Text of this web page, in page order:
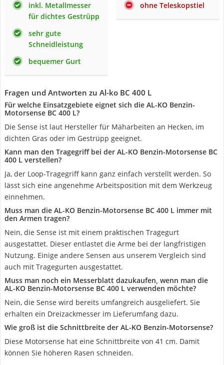
inkl. Metallmesser
für dichtes Gestrüpp
sehr gute
Schneidleistung
bequemer Gurt
ohne Teleskopstiel
Fragen und Antworten zu Al-ko BC 400 L
Für welche Einsatzgebiete eignet sich die AL-KO Benzin-
Motorsense BC 400 L?
Die Sense ist laut Hersteller für Mäharbeiten an Hecken, im
dichten Gras oder im Gestrüpp geeignet.
Kann man den Tragegriff bei der AL-KO Benzin-Motorsense BC
400 L verstellen?
Ja, der Loop-Tragegriff kann ganz einfach verstellt werden. So
lässt sich eine angenehme Arbeitsposition mit dem Werkzeug
einnehmen.
Muss man die AL-KO Benzin-Motorsense BC 400 L immer mit
den Armen tragen?
Nein, die Sense ist mit einem praktischen Tragegurt
ausgestattet. Dieser entlastet die Arme bei der langfristigen
Nutzung. Einige andere Sensen aus unserem Vergleich sind
auch mit Tragegurten ausgestattet.
Muss man noch ein Messerblatt dazukaufen, wenn man die
AL-KO Benzin-Motorsense BC 400 L verwenden möchte?
Nein, die Sense wird bereits umfangreich ausgeliefert. Sie
erhalten ein Dreizackmesser im Lieferumfang dazu.
Wie groß ist die Schnittbreite der AL-KO Benzin-Motorsense?
Diese Motorsense hat eine Schnittbreite von 41 cm. Damit
können Sie höheren Rasen schneiden.